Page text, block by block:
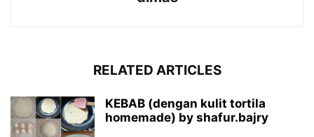
RELATED ARTICLES
KEBAB (dengan kulit tortila
homemade) by shafur.bajry